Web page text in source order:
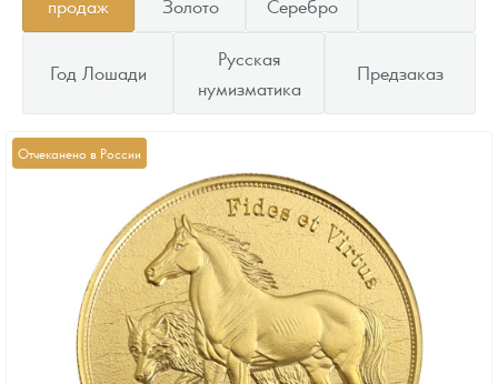
продаж
Золото
Серебро
Год Лошади
Русская
нумизматика
Предзаказ
Отчеканено в России